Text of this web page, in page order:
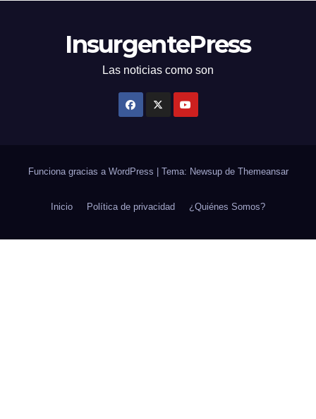
InsurgentePress
Las noticias como son
Funciona gracias a WordPress Tema: Newsup de Themeansar
Inicio Política de privacidad ¿Quiénes Somos?